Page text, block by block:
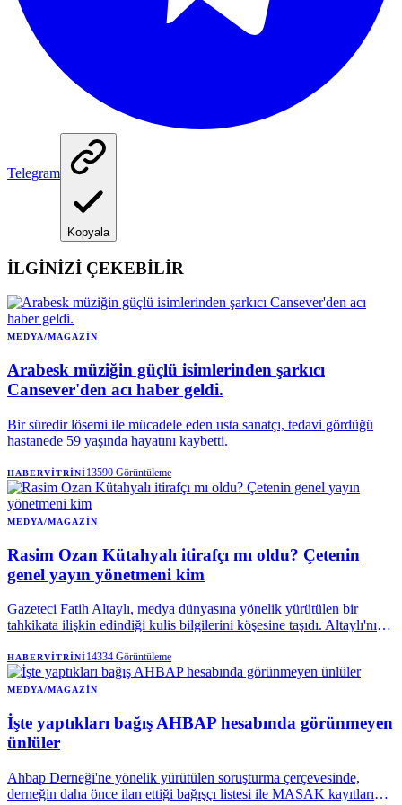
Telegram
Kopyala
İLGİNİZİ ÇEKEBİLİR
MEDYA/MAGAZIN
Arabesk müziğin güçlü isimlerinden şarkıcı
Cansever'den acı haber geldi.
Bir süredir lösemi ile mücadele eden usta sanatçı, tedavi gördüğü
hastanede 59 yaşında hayatını kaybetti.
HABERVITRINI13590 Görüntüleme
MEDYA/MAGAZIN
Rasim Ozan Kütahyalı itirafçı mı oldu? Çetenin
genel yayın yönetmeni kim
Gazeteci Fatih Altaylı, medya dünyasına yönelik yürütülen bir
tahkikata ilişkin edindiği kulis bilgilerini köşesine taşıdı. Altaylı'nın
'itirafçı' olduğu ve incelemenin bir genel yayın yönetmeni ile diğer
medya mensuplarına da sıçrayabileceği belirtiliyor.
HABERVITRINI14334 Görüntüleme
MEDYA/MAGAZIN
İşte yaptıkları bağış AHBAP hesabında görünmeyen
ünlüler
Ahbap Derneği'ne yönelik yürütülen soruşturma çerçevesinde,
derneğin daha önce ilan ettiği bağışçı listesi ile MASAK kayıtlarına